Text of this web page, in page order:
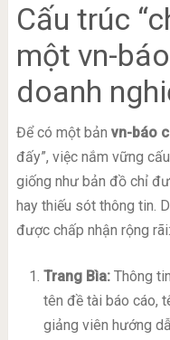
Cấu trúc
một vn-
doanh
Để có một bản vn-báo
đấy”, việc nắm vững
giống như bản đồ chỉ
hay thiếu sót thông tin.
được chấp nhận rộng rãi:
Trang Bìa:Thông
tên đề tài báo cáo,
giảng viên hướng